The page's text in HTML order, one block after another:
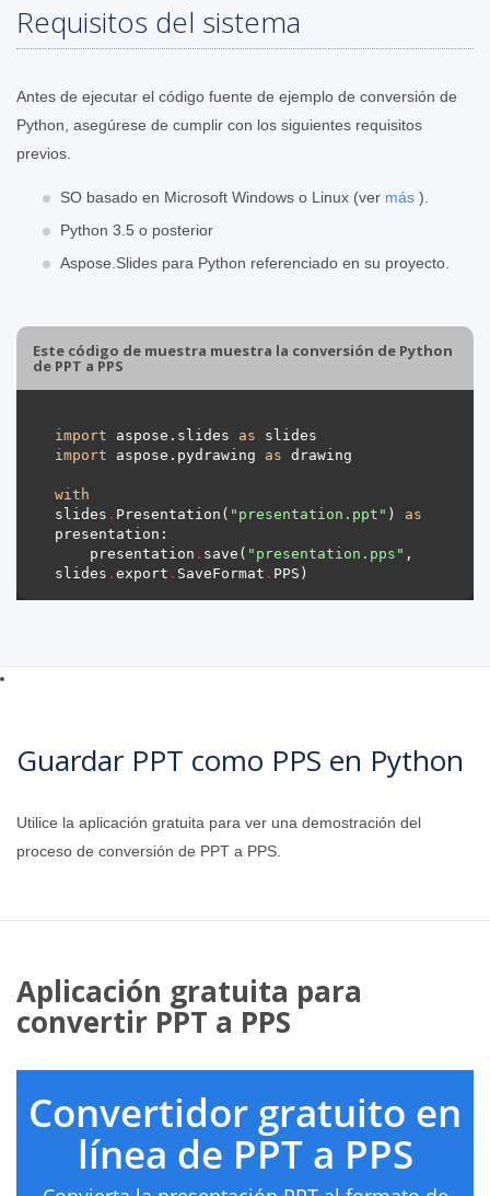
Requisitos del sistema
Antes de ejecutar el código fuente de ejemplo de conversión de
Python, asegúrese de cumplir con los siguientes requisitos
previos.
SO basado en Microsoft Windows o Linux (ver más ).
Python 3.5 o posterior
Aspose.Slides para Python referenciado en su proyecto.
Este código de muestra muestra la conversión de Python
de PPT a PPS
import aspose.slides as
import aspose.pydrawing as
with
slides . Presentation( "presentation.ppt" ) as
    presentation
. save( "presentation.pps" ,
slides . export . SaveFormat .
Guardar PPT como PPS en Python
Utilice la aplicación gratuita para ver una demostración del
proceso de conversión de PPT a PPS.
Aplicación gratuita para
convertir PPT a PPS